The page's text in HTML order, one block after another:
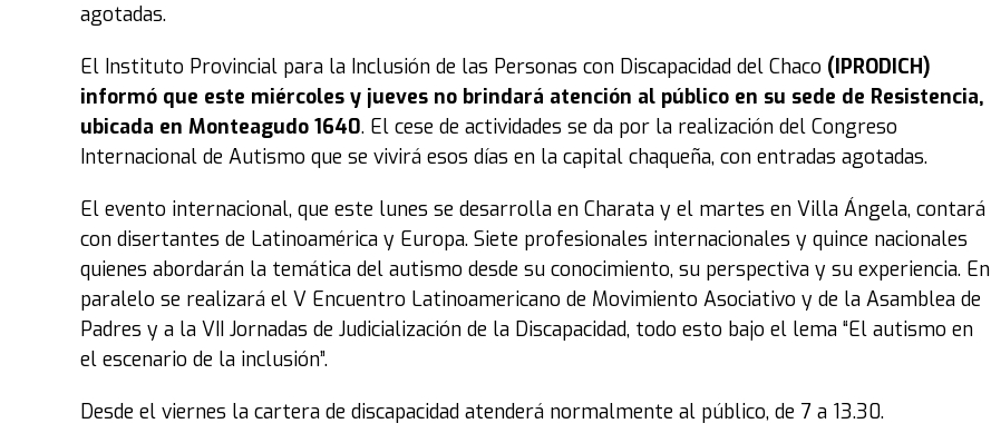
agotadas.
El Instituto Provincial para la Inclusión de las Personas con Discapacidad del Chaco (IPRODICH)
informó que este miércoles y jueves no brindará atención al público en su sede de Resistencia,
ubicada en Monteagudo 1640. El cese de actividades se da por la realización del Congreso
Internacional de Autismo que se vivirá esos días en la capital chaqueña, con entradas agotadas.
El evento internacional, que este lunes se desarrolla en Charata y el martes en Villa Ángela, contará
con disertantes de Latinoamérica y Europa. Siete profesionales internacionales y quince nacionales
quienes abordarán la temática del autismo desde su conocimiento, su perspectiva y su experiencia. En
paralelo se realizará el V Encuentro Latinoamericano de Movimiento Asociativo y de la Asamblea de
Padres y a la VII Jornadas de Judicialización de la Discapacidad, todo esto bajo el lema “El autismo en
el escenario de la inclusión”.
Desde el viernes la cartera de discapacidad atenderá normalmente al público, de 7 a 13.30.